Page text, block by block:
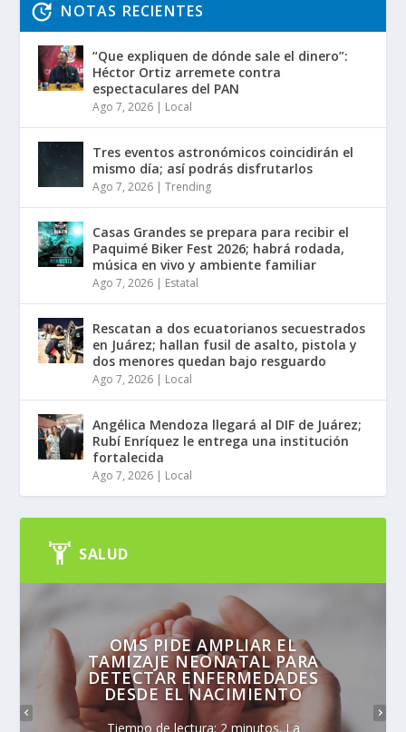
NOTAS RECIENTES
“Que expliquen de dónde sale el dinero”:
Héctor Ortiz arremete contra
espectaculares del PAN
Ago 7, 2026 | Local
Tres eventos astronómicos coincidirán el
mismo día; así podrás disfrutarlos
Ago 7, 2026 |Trending
Casas Grandes se prepara para recibir el
Paquimé Biker Fest 2026; habrá rodada,
música en vivo y ambiente familiar
Ago 7, 2026 | Estatal
Rescatan a dos ecuatorianos secuestrados
en Juárez; hallan fusil de asalto, pistola y
dos menores quedan bajo resguardo
Ago 7, 2026 | Local
Angélica Mendoza llegará al DIF de Juárez;
Rubí Enríquez le entrega una institución
fortalecida
Ago 7, 2026 | Local
SALUD
OMS PIDE AMPLIAR EL
TAMIZAJE NEONATAL PARA
DETECTAR ENFERMEDADES
DESDE EL NACIMIENTO
Tiempo de lectura: 2 minutos. La